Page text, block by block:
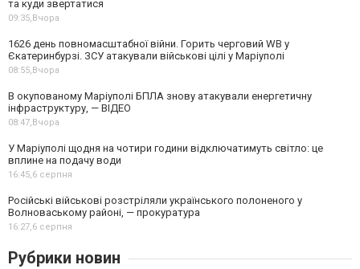
та куди звертатися
09:35,Вчора
1626 день повномасштабної війни. Горить черговий WB у
Єкатеринбурзі. ЗСУ атакували військові цілі у Маріуполі
08:55,Вчора
В окупованому Маріуполі БПЛА знову атакували енергетичну
інфраструктуру, — ВІДЕО
08:47,Вчора
У Маріуполі щодня на чотири години відключатимуть світло: це
вплине на подачу води
16:45,6 серпня
Російські військові розстріляли українського полоненого у
Волноваському районі, — прокуратура
16:27,6 серпня
Рубрики новин